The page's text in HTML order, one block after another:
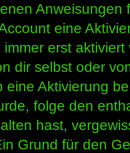
eine
immer erst
dir selbst oder
eine Aktivierung
folge den
hast,
Grund für den